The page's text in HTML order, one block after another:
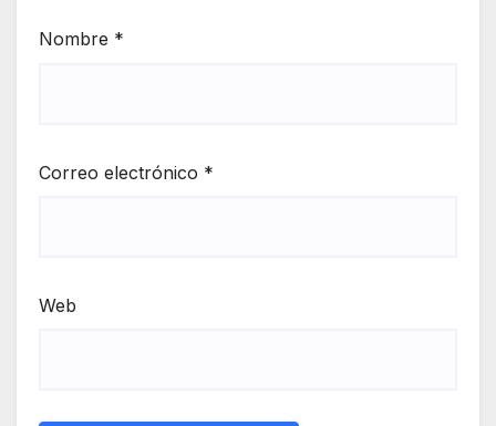
Nombre *
Correo electrónico *
Web